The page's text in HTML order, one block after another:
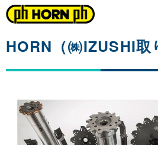
HORN（㈱IZUSHI取